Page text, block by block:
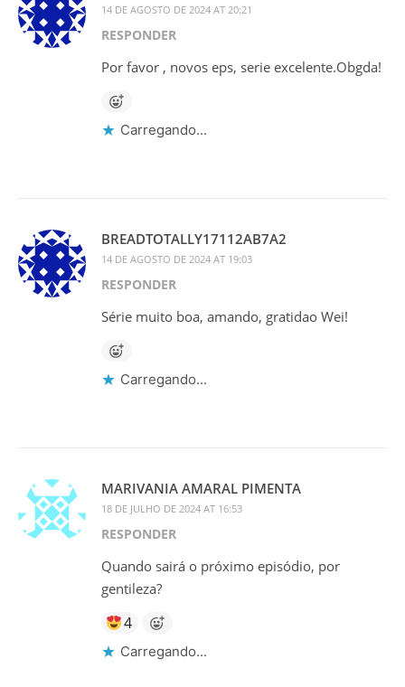
14 DE AGOSTO DE 2024 AT 20:21
RESPONDER
Por favor , novos eps, serie excelente.Obgda!
Carregando...
BREADTOTALLY17112AB7A2
14 DE AGOSTO DE 2024 AT 19:03
RESPONDER
Série muito boa, amando, gratidao Wei!
Carregando...
MARIVANIA AMARAL PIMENTA
18 DE JULHO DE 2024 AT 16:53
RESPONDER
Quando sairá o próximo episódio, por
gentileza?
4
Carregando...